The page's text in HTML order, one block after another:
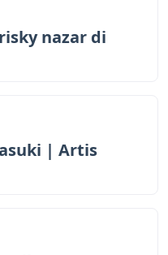
nazar di
| Artis